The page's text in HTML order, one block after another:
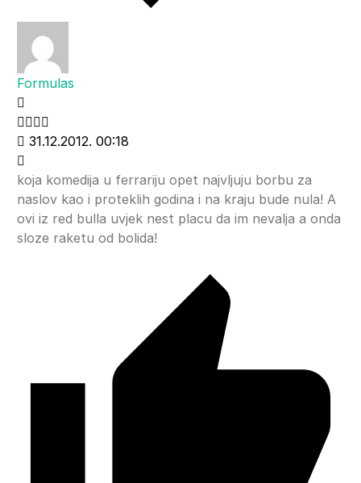
Formulas
31.12.2012. 00:18
koja komedija u ferrariju opet najvljuju borbu za
naslov kao i proteklih godina i na kraju bude nula! A
ovi iz red bulla uvjek nest placu da im nevalja a onda
sloze raketu od bolida!